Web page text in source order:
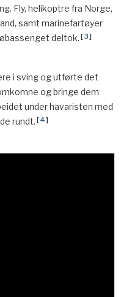
Fly, helikoptre fra Norge,
samt marinefartøyer
deltok. [3]
i sving og utførte det
og bringe dem
under havaristen med
rundt. [4]